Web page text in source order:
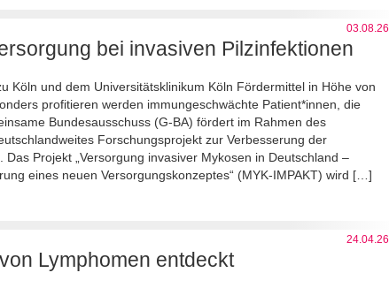
03.08.26
bei invasiven Pilzinfektionen
Köln und dem Universitätsklinikum Köln Fördermittel in Höhe von
profitieren werden immungeschwächte Patient*innen, die
Bundesausschuss (G-BA) fördert im Rahmen des
Forschungsprojekt zur Verbesserung der
Projekt „Versorgung invasiver Mykosen in Deutschland –
eines neuen Versorgungskonzeptes“ (MYK-IMPAKT) wird […]
24.04.26
Lymphomen entdeckt